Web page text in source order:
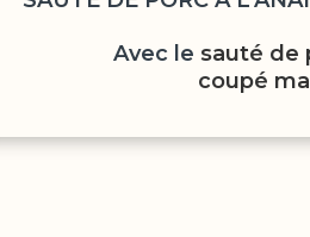
Avec le sauté de
coupé